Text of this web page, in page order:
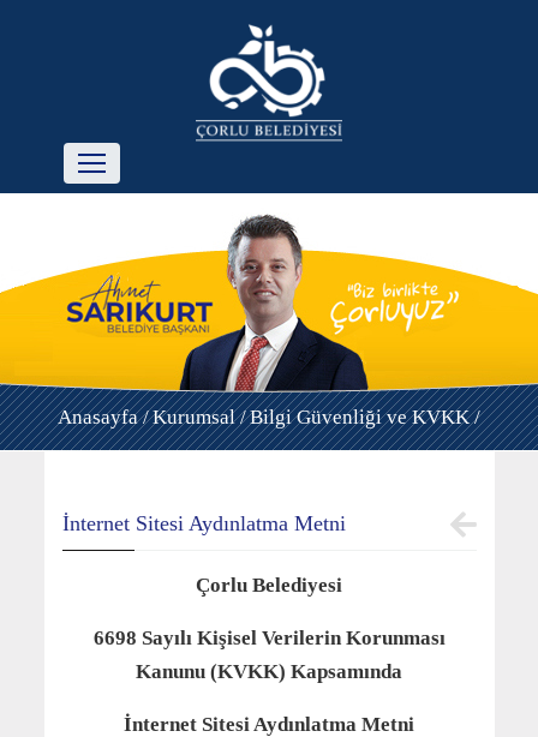
Anasayfa /Kurumsal /Bilgi Güvenliği ve KVKK /
İnternet Sitesi Aydınlatma Metni
Çorlu Belediyesi
6698 Sayılı Kişisel Verilerin Korunması
Kanunu (KVKK) Kapsamında
İnternet Sitesi Aydınlatma Metni